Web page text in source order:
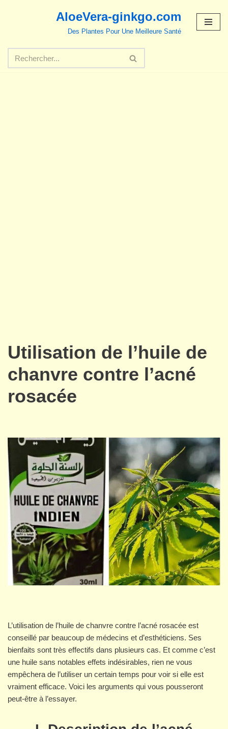
contenu
AloeVera-ginkgo.com
Des Plantes Pour Une Meilleure Santé
Utilisation de l’huile de
chanvre contre l’acné
rosacée
L’utilisation de l’huile de chanvre contre l’acné rosacée est
conseillé par beaucoup de médecins et d’esthéticiens. Ses
bienfaits sont très effectifs dans plusieurs cas. Et comme c’est
une huile sans notables effets indésirables, rien ne vous
empêchera de l’utiliser un certain temps pour voir si elle est
vraiment efficace. Voici les arguments qui vous pousseront
peut-être à l’essayer.